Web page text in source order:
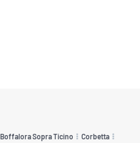
Boffalora Sopra Ticino Corbetta